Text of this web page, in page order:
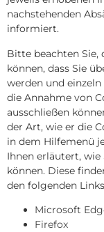
nachstehenden
informiert.
Bitte beachten Sie,
können, dass Sie
werden und
die Annahme von
ausschließen
der Art, wie er die
in dem Hilfemenü
Ihnen erläutert, wie
können. Diese
den folgenden
Microsoft
Firefox